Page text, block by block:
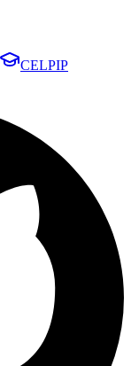
CELPIP